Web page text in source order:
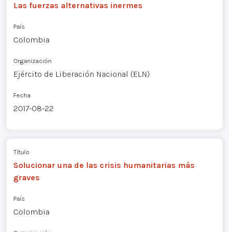
Las fuerzas alternativas inermes
País
Colombia
Organización
Ejército de Liberación Nacional (ELN)
Fecha
2017-08-22
Título
Solucionar una de las crisis humanitarias más
graves
País
Colombia